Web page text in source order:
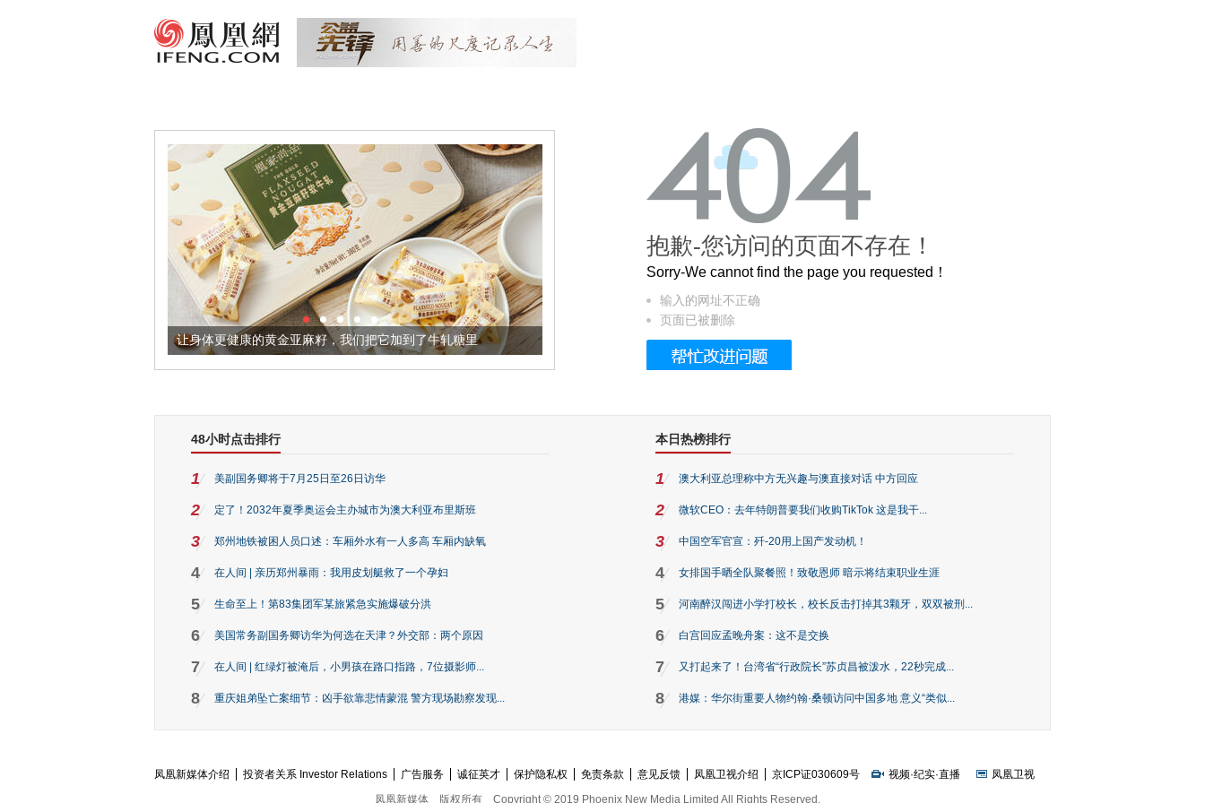
让身体更健康的黄金亚麻籽，我们把它加到了牛轧糖里 被列入佛家七宝的它到底有多美？
抱歉-您访问的页面不存在！
Sorry-We cannot find the page you requested！
输入的网址不正确
页面已被删除
48小时点击排行
1 美副国务卿将于7月25日至26日访华
2 定了！2032年夏季奥运会主办城市为澳大利亚布里斯班
3 郑州地铁被困人员口述：车厢外水有一人多高 车厢内缺氧
4 在人间 | 亲历郑州暴雨：我用皮划艇救了一个孕妇
5 生命至上！第83集团军某旅紧急实施爆破分洪
6 美国常务副国务卿访华为何选在天津？外交部：两个原因
7 在人间 | 红绿灯被淹后，小男孩在路口指路，7位摄影师...
8 重庆姐弟坠亡案细节：凶手欲靠悲情蒙混 警方现场勘察发现...
本日热榜排行
1 澳大利亚总理称中方无兴趣与澳直接对话 中方回应
2 微软CEO：去年特朗普要我们收购TikTok 这是我干...
3 中国空军官宣：歼-20用上国产发动机！
4 女排国手晒全队聚餐照！致敬恩师 暗示将结束职业生涯
5 河南醉汉闯进小学打校长，校长反击打掉其3颗牙，双双被刑...
6 白宫回应孟晚舟案：这不是交换
7 又打起来了！台湾省“行政院长”苏贞昌被泼水，22秒完成...
8 港媒：华尔街重要人物约翰·桑顿访问中国多地 意义“类似...
凤凰新媒体介绍 投资者关系 Investor Relations 广告服务 诚征英才 保护隐私权 免责条款 意见反馈 凤凰卫视介绍 京ICP证030609号 视频·纪实·直播
凤凰卫视
凤凰新媒体
版权所有 Copyright © 2019 Phoenix New Media Limited All Rights Reserved.